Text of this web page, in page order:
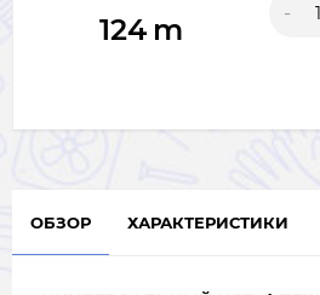
124 m -
ОБЗОР ХАРАКТЕРИСТИКИ